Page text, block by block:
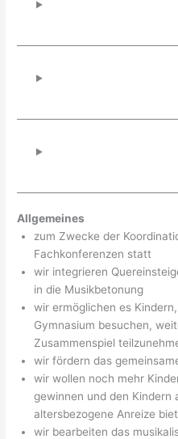
Allgemeines
zum Zwecke der
Fachkonferenzen statt
wir integrieren
in die Musikbetonung
wir ermöglichen es
Gymnasium besuchen,
Zusammenspiel
wir fördern das
wir wollen noch mehr
gewinnen und den Kindern
altersbezogene Anreize
wir bearbeiten das